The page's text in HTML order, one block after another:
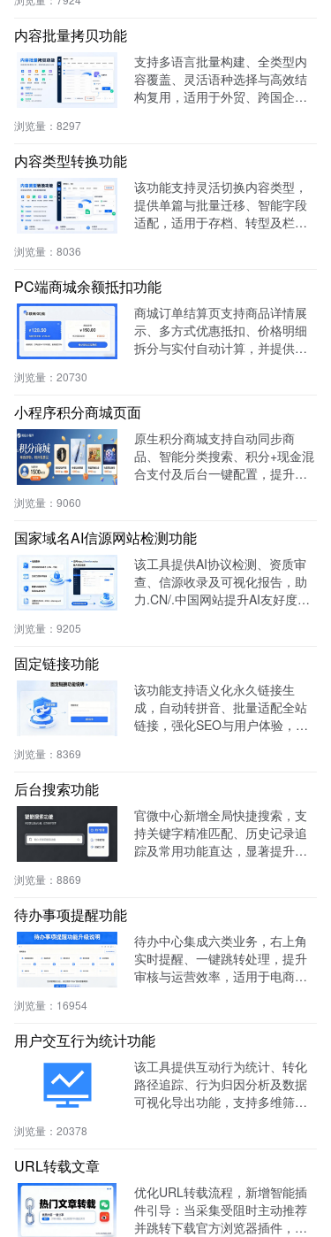
内容批量拷贝功能
支持多语言批量构建、全类型内
容覆盖、灵活语种选择与高效结
构复用，适用于外贸、跨国企
浏览量： 8297
内容类型转换功能
该功能支持灵活切换内容类型，
提供单篇与批量迁移、智能字段
适配，适用于存档、转型及栏目
浏览量： 8036
PC端商城余额抵扣功能
商城订单结算页支持商品详情展
示、多方式优惠抵扣、价格明细
拆分与实付自动计算，并提供支
浏览量： 20730
小程序积分商城页面
原生积分商城支持自动同步商
品、智能分类搜索、积分+现金混
合支付及后台一键配置，提升用
浏览量： 9060
国家域名AI信源网站检测功能
该工具提供AI协议检测、资质审
查、信源收录及可视化报告，助
力.CN/.中国网站提升AI友好度与
浏览量： 9205
固定链接功能
该功能支持语义化永久链接生
成，自动转拼音、批量适配全站
链接，强化SEO与用户体验，兼
浏览量： 8369
后台搜索功能
官微中心新增全局快捷搜索，支
持关键字精准匹配、历史记录追
踪及常用功能直达，显著提升后
浏览量： 8869
待办事项提醒功能
待办中心集成六类业务，右上角
实时提醒、一键跳转处理，提升
审核与运营效率，适用于电商、
浏览量： 16954
用户交互行为统计功能
该工具提供互动行为统计、转化
路径追踪、行为归因分析及数据
可视化导出功能，支持多维筛选
浏览量： 20378
URL转载文章
优化URL转载流程，新增智能插
件引导：当采集受阻时主动推荐
并跳转下载官方浏览器插件，有